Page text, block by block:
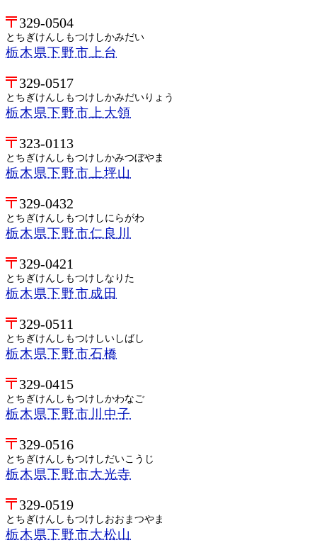
329-0504
とちぎけんしもつけしかみだい
栃木県下野市上台
329-0517
とちぎけんしもつけしかみだいりょう
栃木県下野市上大領
323-0113
とちぎけんしもつけしかみつぼやま
栃木県下野市上坪山
329-0432
とちぎけんしもつけしにらがわ
栃木県下野市仁良川
329-0421
とちぎけんしもつけしなりた
栃木県下野市成田
329-0511
とちぎけんしもつけしいしばし
栃木県下野市石橋
329-0415
とちぎけんしもつけしかわなご
栃木県下野市川中子
329-0516
とちぎけんしもつけしだいこうじ
栃木県下野市大光寺
329-0519
とちぎけんしもつけしおおまつやま
栃木県下野市大松山